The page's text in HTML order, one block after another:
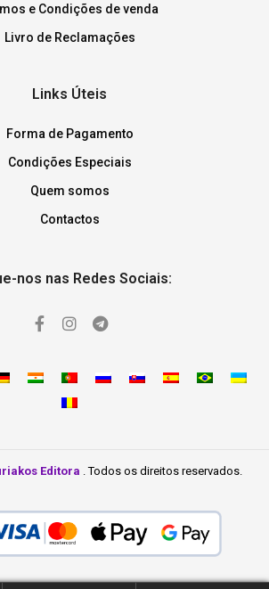
e Condições de venda
Livro de Reclamações
Links Úteis
Forma de Pagamento
Condições Especiais
Quem somos
Contactos
nos nas Redes Sociais:
Editora . Todos os direitos reservados.